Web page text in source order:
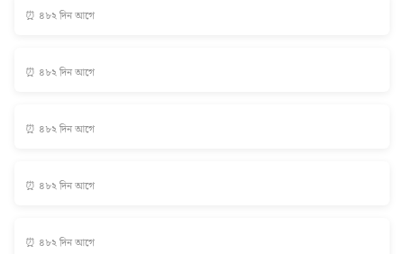
⏰ ৪৮২ দিন আগে
⏰ ৪৮২ দিন আগে
⏰ ৪৮২ দিন আগে
⏰ ৪৮২ দিন আগে
⏰ ৪৮২ দিন আগে